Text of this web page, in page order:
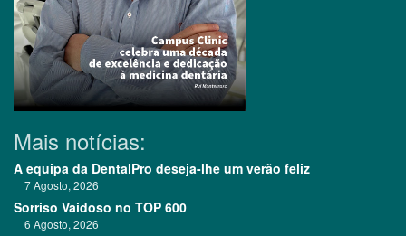
Mais notícias:
A equipa da DentalPro deseja-lhe um verão feliz
7 Agosto, 2026
Sorriso Vaidoso no TOP 600
6 Agosto, 2026